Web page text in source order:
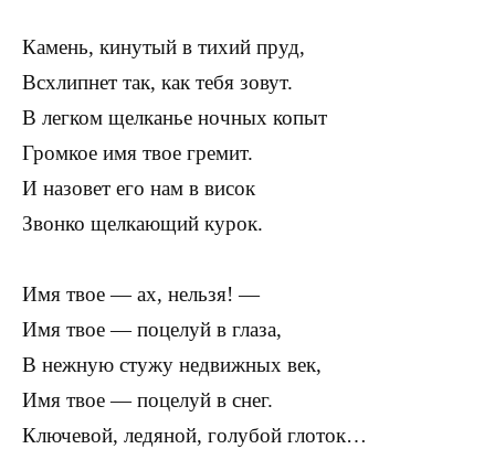
Камень, кинутый в тихий пруд,
Всхлипнет так, как тебя зовут.
В легком щелканье ночных копыт
Громкое имя твое гремит.
И назовет его нам в висок
Звонко щелкающий курок.
Имя твое — ах, нельзя! —
Имя твое — поцелуй в глаза,
В нежную стужу недвижных век,
Имя твое — поцелуй в снег.
Ключевой, ледяной, голубой глоток…